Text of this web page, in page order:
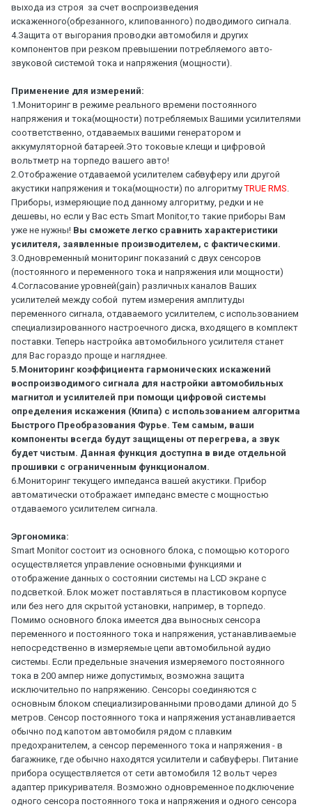
выхода из строя за счет воспроизведения
искаженного(обрезанного, клипованного) подводимого сигнала.
4.Защита от выгорания проводки автомобиля и других
компонентов при резком превышении потребляемого авто-
звуковой системой тока и напряжения (мощности).
Применение для измерений:
1.Мониторинг в режиме реального времени постоянного
напряжения и тока(мощности) потребляемых Вашими усилителями
соответственно, отдаваемых вашими генератором и
аккумуляторной батареей.Это токовые клещи и цифровой
вольтметр на торпедо вашего авто!
2.Отображение отдаваемой усилителем сабвуферу или другой
акустики напряжения и тока(мощности) по алгоритмуTRUE RMS.
Приборы, измеряющие под данному алгоритму, редки и не
дешевы, но если у Ваc есть Smart Monitor,то такие приборы Вам
уже не нужны! Вы сможете легко сравнить характеристики
усилителя, заявленные производителем, с фактическими.
3.Одновременный мониторинг показаний с двух сенсоров
(постоянного и переменного тока и напряжения или мощности)
4.Согласование уровней(gain) различных каналов Ваших
усилителей между собой путем измерения амплитуды
переменного сигнала, отдаваемого усилителем, с использованием
специализированного настроечного диска, входящего в комплект
поставки. Теперь настройка автомобильного усилителя станет
для Вас гораздо проще и нагляднее.
5.Мониторинг коэффициента гармонических искажений
воспроизводимого сигнала для настройки автомобильных
магнитол и усилителей при помощи цифровой системы
определения искажения (Клипа) с использованием алгоритма
Быстрого Преобразования Фурье. Тем самым, ваши
компоненты всегда будут защищены от перегрева, а звук
будет чистым. Данная функция доступна в виде отдельной
прошивки с ограниченным функционалом.
6.Мониторинг текущего импеданса вашей акустики. Прибор
автоматически отображает импеданс вместе с мощностью
отдаваемого усилителем сигнала.
Эргономика:
Smart Monitor состоит из основного блока, с помощью которого
осуществляется управление основными функциями и
отображение данных о состоянии системы на LCD экране с
подсветкой. Блок может поставляться в пластиковом корпусе
или без него для скрытой установки, например, в торпедо.
Помимо основного блока имеется два выносных сенсора
переменного и постоянного тока и напряжения, устанавливаемые
непосредственно в измеряемые цепи автомобильной аудио
системы. Если предельные значения измеряемого постоянного
тока в 200 ампер ниже допустимых, возможна защита
исключительно по напряжению. Сенсоры соединяются с
основным блоком специализированными проводами длиной до 5
метров. Сенсор постоянного тока и напряжения устанавливается
обычно под капотом автомобиля рядом с плавким
предохранителем, а сенсор переменного тока и напряжения - в
багажнике, где обычно находятся усилители и сабвуферы. Питание
прибора осуществляется от сети автомобиля 12 вольт через
адаптер прикуривателя. Возможно одновременное подключение
одного сенсора постоянного тока и напряжения и одного сенсора